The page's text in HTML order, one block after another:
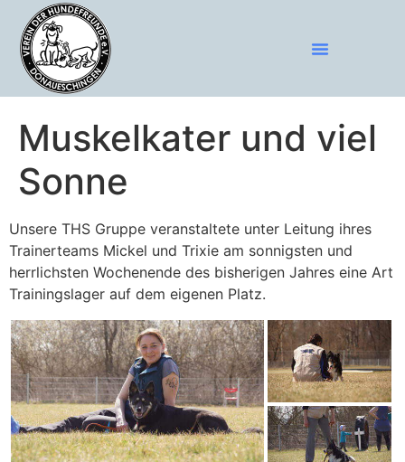
Muskelkater und viel
Sonne
Unsere THS Gruppe veranstaltete unter Leitung ihres
Trainerteams Mickel und Trixie am sonnigsten und
herrlichsten Wochenende des bisherigen Jahres eine Art
Trainingslager auf dem eigenen Platz.